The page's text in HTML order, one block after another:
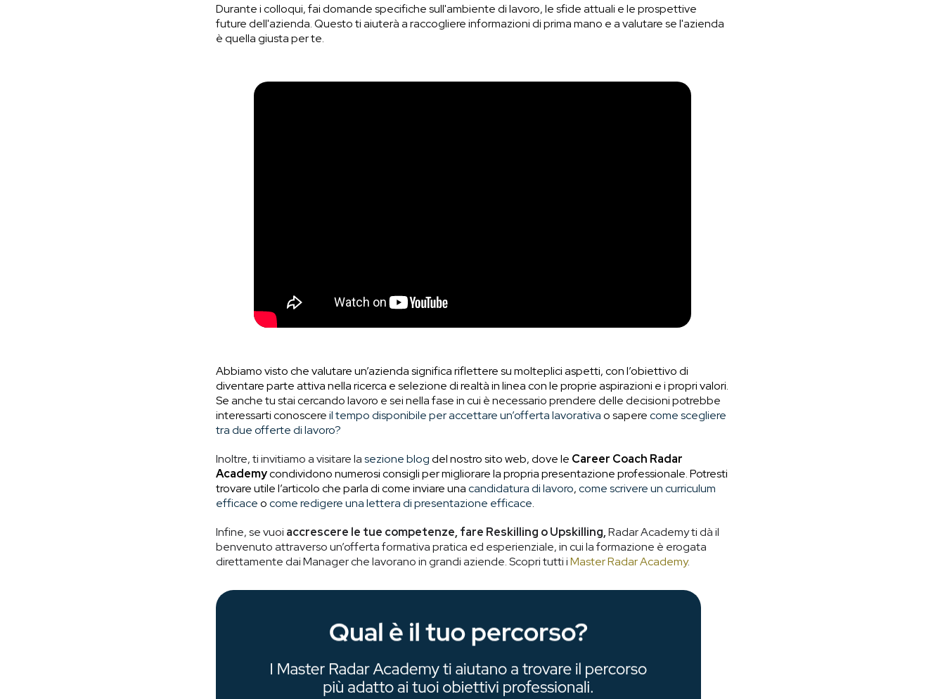
Durante i colloqui, fai domande specifiche sull'ambiente di lavoro, le sfide attuali e le prospettive
future dell'azienda. Questo ti aiuterà a raccogliere informazioni di prima mano e a valutare se l'azienda
è quella giusta per te.
Abbiamo visto che valutare un’azienda significa riflettere su molteplici aspetti, con l’obiettivo di
diventare parte attiva nella ricerca e selezione di realtà in linea con le proprie aspirazioni e i propri valori.
Seanche tu stai cercando lavoro e sei nella fase in cui è necessario prendere delle decisioni potrebbe
interessarti conoscereil tempo disponibile per accettare un’offerta lavorativao saperecome scegliere
tra due offerte di lavoro?
Inoltre, ti invitiamo a visitare lasezione blogdel nostro sito web, dove le Career Coach Radar
Academycondividono numerosi consigli per migliorare la propria presentazione professionale. Potresti
trovare utile l’articolo che parla di come inviare unacandidatura di lavoro,come scrivere un curriculum
efficaceocome redigere una lettera di presentazione efficace.
Infine, se vuoi accrescere le tue competenze, fare Reskilling o Upskilling,Radar Academy ti dà il
benvenuto attraverso un’offerta formativa pratica ed esperienziale, in cui la formazione è erogata
direttamente dai Manager che lavorano in grandi aziende. Scopri tutti iMaster Radar Academy.